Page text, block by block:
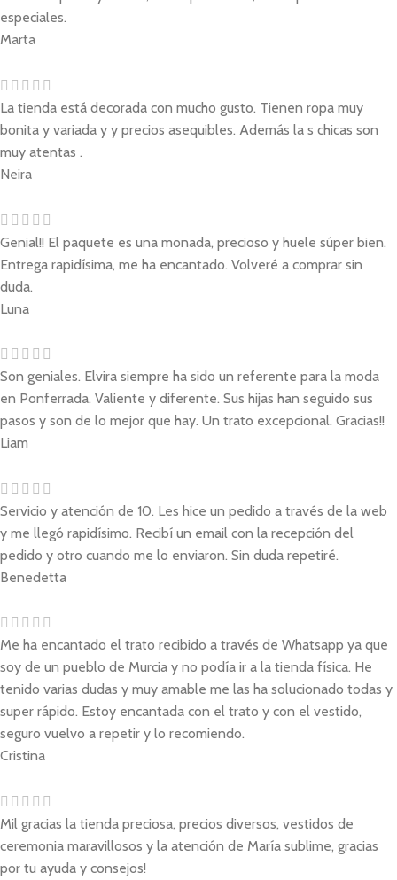
especiales.
Marta
La tienda está decorada con mucho gusto. Tienen ropa muy
bonita y variada y y precios asequibles. Además la s chicas son
muy atentas .
Neira
Genial!! El paquete es una monada, precioso y huele súper bien.
Entrega rapidísima, me ha encantado. Volveré a comprar sin
duda.
Luna
Son geniales. Elvira siempre ha sido un referente para la moda
en Ponferrada. Valiente y diferente. Sus hijas han seguido sus
pasos y son de lo mejor que hay. Un trato excepcional. Gracias!!
Liam
Servicio y atención de 10. Les hice un pedido a través de la web
y me llegó rapidísimo. Recibí un email con la recepción del
pedido y otro cuando me lo enviaron. Sin duda repetiré.
Benedetta
Me ha encantado el trato recibido a través de Whatsapp ya que
soy de un pueblo de Murcia y no podía ir a la tienda física. He
tenido varias dudas y muy amable me las ha solucionado todas y
super rápido. Estoy encantada con el trato y con el vestido,
seguro vuelvo a repetir y lo recomiendo.
Cristina
Mil gracias la tienda preciosa, precios diversos, vestidos de
ceremonia maravillosos y la atención de María sublime, gracias
por tu ayuda y consejos!